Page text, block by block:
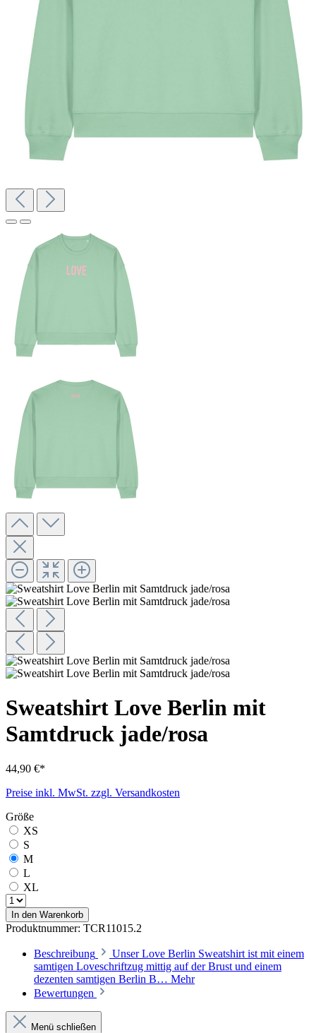
Sweatshirt Love Berlin mit
Samtdruck jade/rosa
44,90 €*
Preise inkl. MwSt. zzgl. Versandkosten
Größe
XS
S
M
L
XL
In den Warenkorb
Produktnummer: TCR11015.2
Beschreibung
Unser Love Berlin Sweatshirt ist mit einem
samtigen Loveschriftzug mittig auf der Brust und einem
dezenten samtigen Berlin B… Mehr
Bewertungen
Menü schließen